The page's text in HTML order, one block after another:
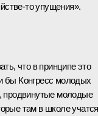
то упущения».
что в принципе это
бы Конгресс молодых
продвинутые молодые
там в школе